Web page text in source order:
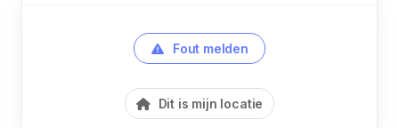
Fout melden
Dit is mijn locatie